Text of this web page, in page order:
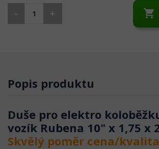
- + shopping_cart
Popis produktu
Duše pro elektro
vozík Rubena 10" x 1,75 x
Skvělý poměr cena/kvalita